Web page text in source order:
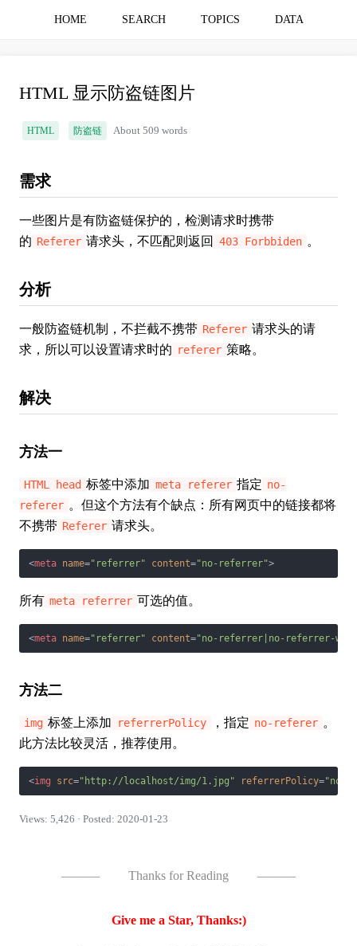
HOME SEARCH TOPICS DATA
HTML 显示防盗链图片
HTML 防盗链 About 509 words
需求
一些图片是有防盗链保护的，检测请求时携带
的 Referer 请求头，不匹配则返回 403 Forbbiden 。
分析
一般防盗链机制，不拦截不携带 Referer 请求头的请
求，所以可以设置请求时的 referer 策略。
解决
方法一
HTML head 标签中添加 meta referer 指定 no-
referer 。但这个方法有个缺点：所有网页中的链接都将
不携带 Referer 请求头。
<meta name="referrer" content="no-referrer">
所有 meta referrer 可选的值。
<meta name="referrer" content="no-referrer|no-referrer-
方法二
img 标签上添加 referrerPolicy ，指定 no-referer 。
此方法比较灵活，推荐使用。
<img src="http://localhost/img/1.jpg" referrerPolicy="no-
Views: 5,426 · Posted: 2020-01-23
——— Thanks for Reading ———
Give me a Star, Thanks:)